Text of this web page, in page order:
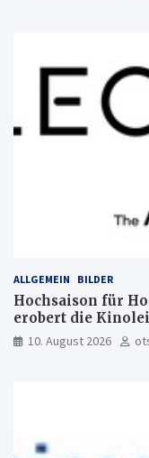
ALLGEMEIN BILDER
Hochsaison für
erobert die
JENNERWEIN –
im Verleih von
10. August 2026